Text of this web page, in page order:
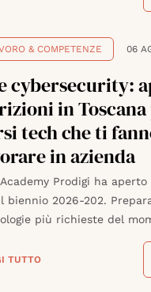
& COMPETENZE 06
cybersecurity:
in
tech che ti
in azienda
Academy Prodigi ha
biennio 2026-202.
più richieste del
TUTTO